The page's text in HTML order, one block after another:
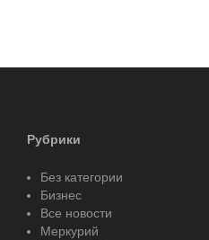
Рубрики
Без категории
Бизнес
Все новости
Меркурий